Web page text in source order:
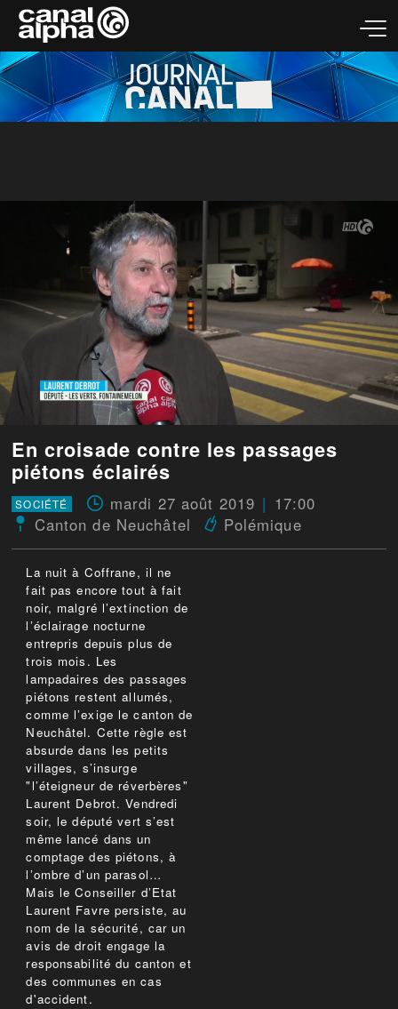
En croisade contre les passages
piétons éclairés
SOCIÉTÉ mardi 27 août 2019
17:00
Canton de Neuchâtel
Polémique
La nuit à Coffrane, il ne
fait pas encore tout à fait
noir, malgré l’extinction de
l’éclairage nocturne
entrepris depuis plus de
trois mois. Les
lampadaires des passages
piétons restent allumés,
comme l’exige le canton de
Neuchâtel. Cette règle est
absurde dans les petits
villages, s’insurge
"l’éteigneur de réverbères"
Laurent Debrot. Vendredi
soir, le député vert s’est
même lancé dans un
comptage des piétons, à
l’ombre d’un parasol…
Mais le Conseiller d’Etat
Laurent Favre persiste, au
nom de la sécurité, car un
avis de droit engage la
responsabilité du canton et
des communes en cas
d'accident.